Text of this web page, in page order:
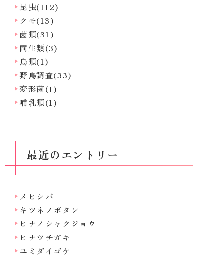
昆虫(112)
クモ(13)
菌類(31)
両生類(3)
鳥類(1)
野鳥調査(33)
変形菌(1)
哺乳類(1)
最近のエントリー
メヒシバ
キツネノボタン
ヒナノシャクジョウ
ヒナツチガキ
ユミダイゴケ